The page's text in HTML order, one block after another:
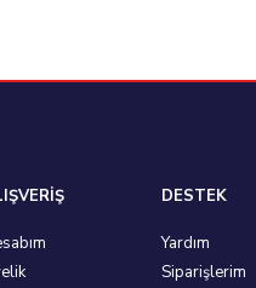
DESTEK
Yardım
Siparişlerim